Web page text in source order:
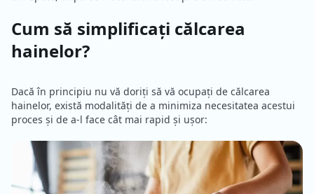
Cum să simplificați călcarea
hainelor?
Dacă în principiu nu vă doriți să vă ocupați de călcarea
hainelor, există modalități de a minimiza necesitatea acestui
proces și de a-l face cât mai rapid și ușor: